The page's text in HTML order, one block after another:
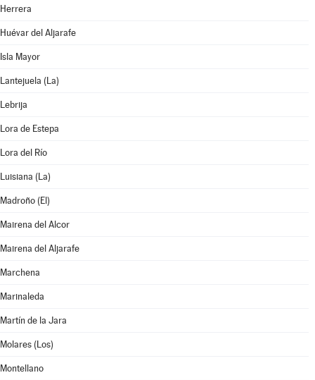
Herrera
Huévar del Aljarafe
Isla Mayor
Lantejuela (La)
Lebrija
Lora de Estepa
Lora del Río
Luisiana (La)
Madroño (El)
Mairena del Alcor
Mairena del Aljarafe
Marchena
Marinaleda
Martín de la Jara
Molares (Los)
Montellano